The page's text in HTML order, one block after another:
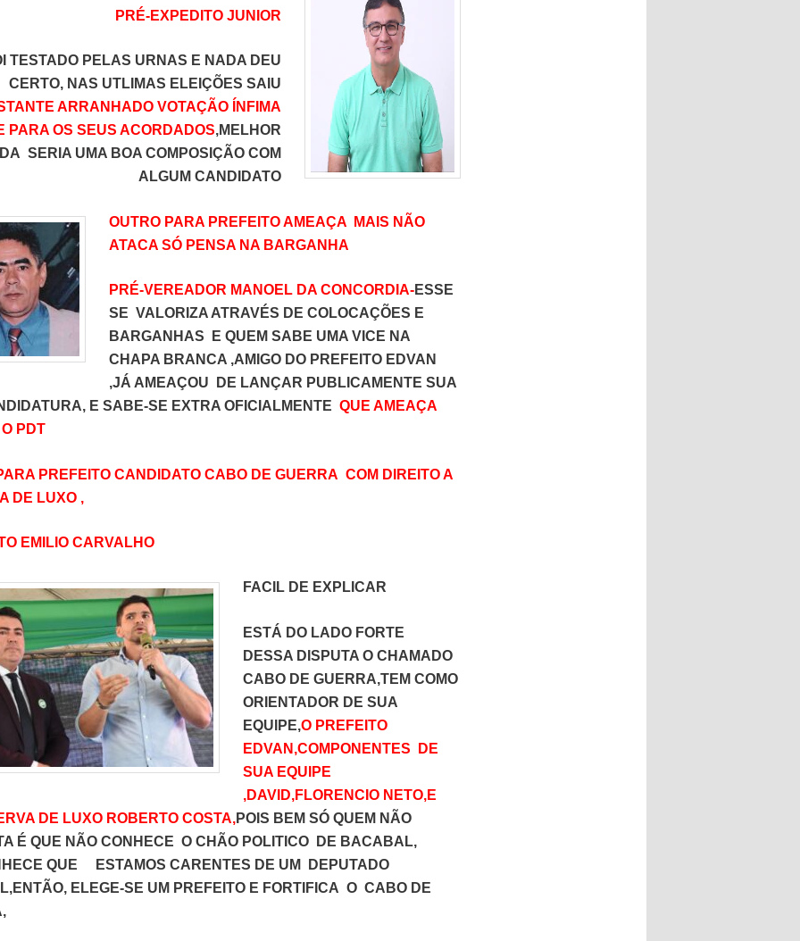
PRÉ-EXPEDITO JUNIOR
TESTADO PELAS URNAS E NADA DEU
CERTO, NAS UTLIMAS ELEIÇÕES SAIU
ARRANHADO VOTAÇÃO ÍNFIMA
PARA OS SEUS ACORDADOS,MELHOR
SERIA UMA BOA COMPOSIÇÃO COM
ALGUM CANDIDATO
OUTRO PARA PREFEITOAMEAÇA MAIS NÃO
ATACA SÓ PENSA NA BARGANHA
PRÉ-VEREADOR MANOEL DA CONCORDIA-ESSE
SE VALORIZA ATRAVÉS DE COLOCAÇÕES E
BARGANHAS E QUEM SABE UMA VICE NA
CHAPA BRANCA ,AMIGO DO PREFEITO EDVAN
,JÁ AMEAÇOU DE LANÇAR PUBLICAMENTE SUA
E SABE-SE EXTRA OFICIALMENTE QUE AMEAÇA
PDT
PREFEITO CANDIDATO CABO DE GUERRA COM DIREITO A
DE LUXO ,
EMILIO CARVALHO
FACIL DE EXPLICAR
ESTÁ DO LADO FORTE
DESSA DISPUTA O CHAMADO
CABO DE GUERRA,TEM COMO
ORIENTADOR DE SUA
EQUIPE,O PREFEITO
EDVAN,COMPONENTES DE
SUA EQUIPE
,DAVID,FLORENCIO NETO,E
DE LUXO ROBERTO COSTA,POIS BEM SÓ QUEM NÃO
É QUE NÃO CONHECE O CHÃO POLITICO DE BACABAL,
QUE ESTAMOS CARENTES DE UM DEPUTADO
ELEGE-SE UM PREFEITO E FORTIFICA O CABO DE